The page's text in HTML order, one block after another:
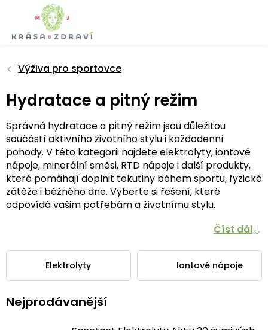
obsah
Výživa pro sportovce
Hydratace a pitný režim
Správná hydratace a pitný režim jsou důležitou
součástí aktivního životního stylu i každodenní
pohody. V této kategorii najdete elektrolyty, iontové
nápoje, minerální směsi, RTD nápoje i další produkty,
které pomáhají doplnit tekutiny během sportu, fyzické
zátěže i běžného dne. Vyberte si řešení, které
odpovídá vašim potřebám a životnímu stylu.
Číst dál
Elektrolyty Iontové nápoje
Nejprodávanější